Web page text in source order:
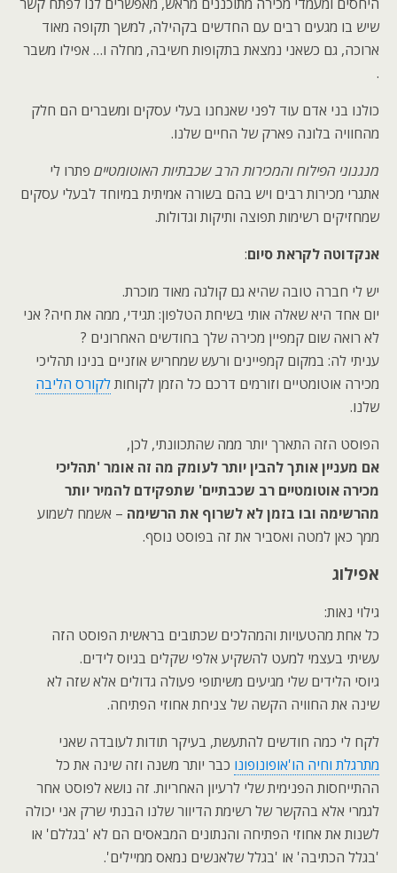
שיש בו מגעים רבים עם החדשים בקהילה, למשך תקופה מאוד
ארוכה, גם כשאני נמצאת בתקופות חשיבה, מחלה ו… אפילו משבר
.
כולנו בני אדם עוד לפני שאנחנו בעלי עסקים ומשברים הם חלק
מהחוויה בלונה פארק של החיים שלנו.
מנגנוני הפילוח והמכירות הרב שכבתיות האוטומטיים פתרו לי
אתגרי מכירות רבים ויש בהם בשורה אמיתית במיוחד לבעלי עסקים
שמחזיקים רשימות תפוצה ותיקות וגדולות.
אנקדוטה לקראת סיום:
יש לי חברה טובה שהיא גם קולגה מאוד מוכרת.
יום אחד היא שאלה אותי בשיחת הטלפון: תגידי, ממה את חיה? אני
לא רואה שום קמפיין מכירה שלך בחודשים האחרונים ?
עניתי לה: במקום קמפיינים ורעש שמחריש אוזניים בנינו תהליכי
מכירה אוטומטיים וזורמים דרכם כל הזמן לקוחותלקורס הליבה
שלנו.
הפוסט הזה התארך יותר ממה שהתכוונתי, לכן,
אם מעניין אותך להבין יותר לעומק מה זה אומר 'תהליכי
מכירה אוטומטיים רב שכבתיים' שתפקידם להמיר יותר
מהרשימה ובו בזמן לא לשרוף את הרשימה – אשמח לשמוע
ממך כאן למטה ואסביר את זה בפוסט נוסף.
אפילוג
גילוי נאות:
כל אחת מהטעויות והמהלכים שכתובים בראשית הפוסט הזה
עשיתי בעצמי למעט להשקיע אלפי שקלים בגיוס לידים.
גיוסי הלידים שלי מגיעים משיתופי פעולה גדולים אלא שזה לא
שינה את החוויה הקשה של צניחת אחוזי הפתיחה.
לקח לי כמה חודשים להתעשת, בעיקר תודות לעובדה שאני
מתרגלת וחיה הו'אופונופונו כבר יותר משנה וזה שינה את כל
ההתייחסות הפנימית שלי לרעיון האחריות. זה נושא לפוסט אחר
לגמרי אלא בהקשר של רשימת הדיוור שלנו הבנתי שרק אני יכולה
לשנות את אחוזי הפתיחה והנתונים המבאסים הם לא 'בגללם' או
'בגלל הכתיבה' או 'בגלל שלאנשים נמאס ממיילים'.